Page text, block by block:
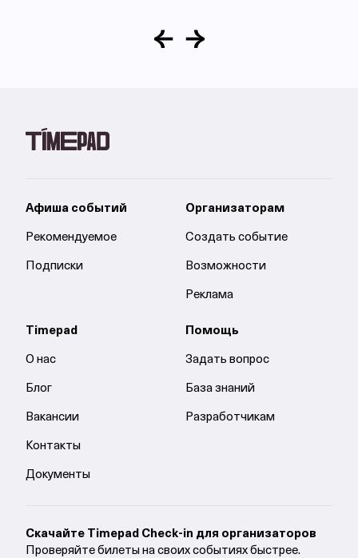
Афиша событий
Рекомендуемое
Подписки
Организаторам
Создать событие
Возможности
Реклама
Timepad
О нас
Блог
Вакансии
Контакты
Документы
Помощь
Задать вопрос
База знаний
Разработчикам
Cкачайте Timepad Check-in для организаторов
Проверяйте билеты на своих событиях быстрее.